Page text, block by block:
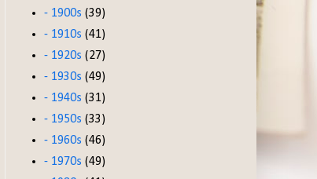
- 1900s (39)
- 1910s (41)
- 1920s (27)
- 1930s (49)
- 1940s (31)
- 1950s (33)
- 1960s (46)
- 1970s (49)